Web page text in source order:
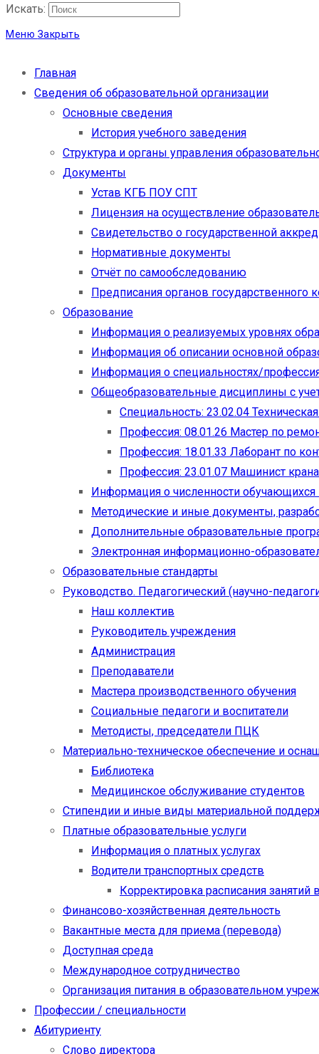
Искать:
Меню Закрыть
Главная
Сведения об образовательной организации
Основные сведения
История учебного заведения
Структура и органы управления
Документы
Устав КГБ ПОУ СПТ
Лицензия на осуществление
Свидетельство о государственной
Нормативные документы
Отчёт по самообследованию
Предписания органов государственного
Образование
Информация о реализуемых уровнях
Информация об описании основной
Информация о специальностях/
Общеобразовательные дисциплины с
Специальность: 23.02.04
Профессия: 08.01.26 Мастер по
Профессия: 18.01.33 Лаборант по
Профессия: 23.01.07 Машинист
Информация о численности
Методические и иные документы,
Дополнительные образовательные
Электронная информационно-
Образовательные стандарты
Руководство. Педагогический (научно-
Наш коллектив
Руководитель учреждения
Администрация
Преподаватели
Мастера производственного обучения
Социальные педагоги и воспитатели​
Методисты, председатели ПЦК
Материально-техническое обеспечение и
Библиотека
Медицинское обслуживание студентов
Стипендии и иные виды материальной
Платные образовательные услуги
Информация о платных услугах
Водители транспортных средств
Корректировка расписания занятий
Финансово-хозяйственная деятельность
Вакантные места для приема (перевода)
Доступная среда
Международное сотрудничество
Организация питания в образовательном
Профессии / специальности
Абитуриенту
Слово директора